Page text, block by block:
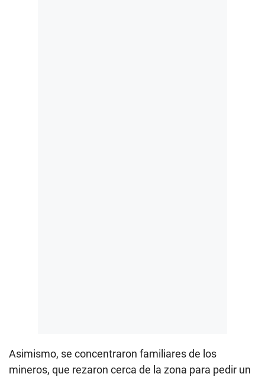
Asimismo, se concentraron familiares de los
mineros, que rezaron cerca de la zona para pedir un